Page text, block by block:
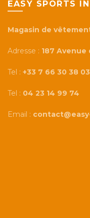
EASY SPORTS
Magasin de
Adresse : 187
Tel : +33 7 66 30 38 03
Tel : 04 23 14 99 74
Email :